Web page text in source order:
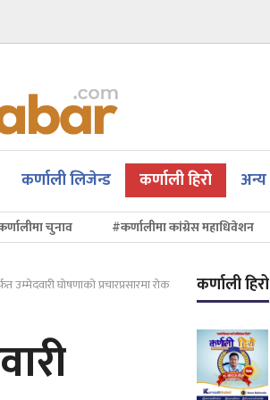
कर्णाली लिजेन्ड कर्णाली हिरो अन्य
चुनाव #कर्णालीमा कांग्रेस महाधिवेशन
उम्मेदवारी घोषणाको प्रचारप्रसारमा रोक कर्णाली हिरो